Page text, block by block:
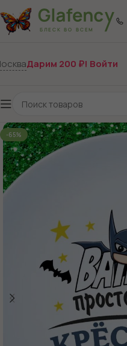
Дарим 200 ₽! Войти
-65%